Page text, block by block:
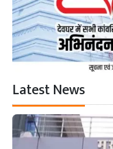
Latest News